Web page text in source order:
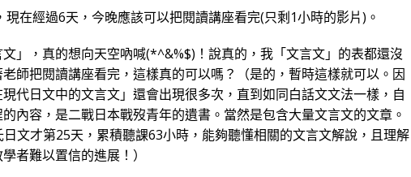
在經過6天，今晚應該可以把閱讀講座看完(只剩1小時的影片)。
」，真的想向天空吶喊(*^&%$)！說真的，我「文言文」的表都還沒
師把閱讀講座看完，這樣真的可以嗎？（是的，暫時這樣就可以。因
代日文中的文言文」還會出現很多次，直到如同白話文文法一樣，自
內容，是二戰日本戰歿青年的遺書。當然是包含大量文言文的文章。
文才第25天，累積聽課63小時，能夠聽懂相關的文言文解說，且理解
者難以置信的進展！）